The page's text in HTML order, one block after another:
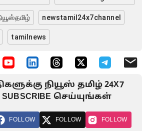
newstamil24x7channel
tamilnews
நியூஸ் தமிழ் 24X7
செய்யுங்கள்
FOLLOW FOLLOW FOLLOW